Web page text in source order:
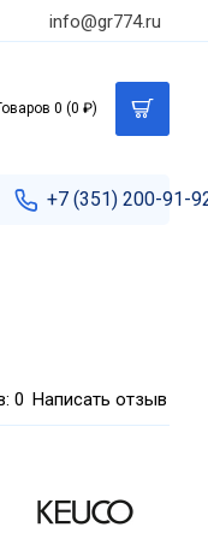
info@gr774.ru
0 (0 ₽)
+7 (351) 200-91-
0 Написать отзыв